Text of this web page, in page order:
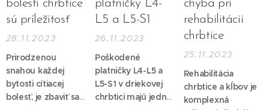
bolesti chrbtice
sú príležitosť
28.11.2023
Prirodzenou
snahou každej
bytosti cítiacej
bolesť, je zbaviť sa
platničky L4-
L5 a L5-S1
26.11.2023
Poškodené
platničky L4-L5 a
L5-S1 v driekovej
chrbtici majú jednu
chyba pri
rehabilitácii
chrbtice
25.11.2023
Rehabilitácia
chrbtice a kĺbov je
komplexná